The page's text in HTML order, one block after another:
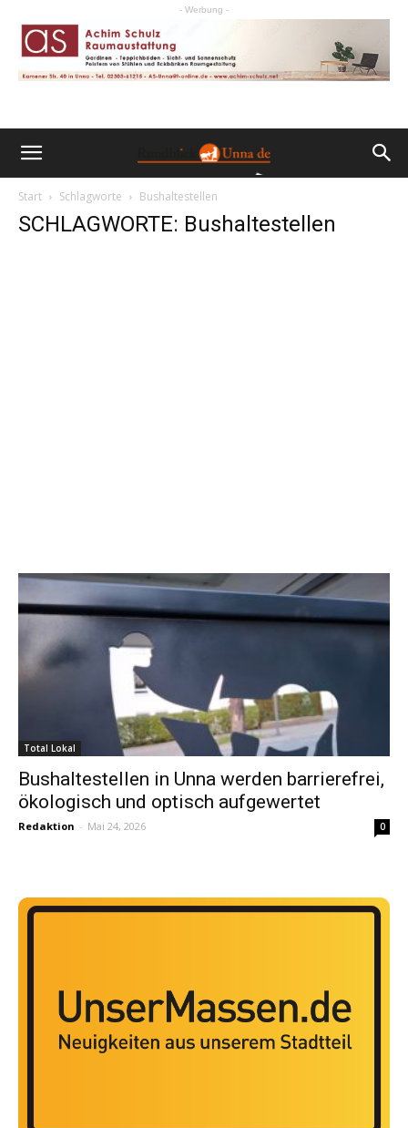
- Werbung -
Start Schlagworte Bushaltestellen
SCHLAGWORTE: Bushaltestellen
Total Lokal
Bushaltestellen in Unna werden barrierefrei,
ökologisch und optisch aufgewertet
Redaktion - Mai 24, 2026 0